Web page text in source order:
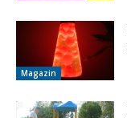
Magazin